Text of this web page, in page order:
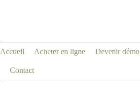
Accueil Acheter en ligne Devenir démo
Contact